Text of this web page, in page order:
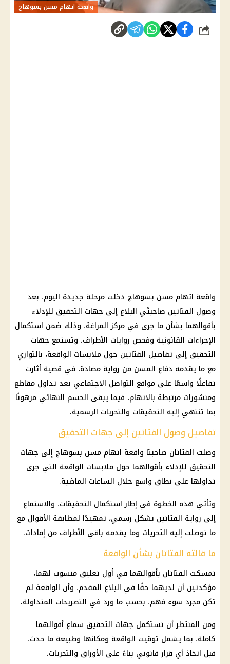
واقعة اتهام مسن بسوهاج
شارك
واقعة اتهام مسن بسوهاج دخلت مرحلة جديدة اليوم، بعد
وصول الفتاتين صاحبتَي البلاغ إلى جهات التحقيق للإدلاء
بأقوالهما بشأن ما جرى في مركز المراغة، وذلك ضمن استكمال
الإجراءات القانونية وفحص روايات الأطراف. وتستمع جهات
التحقيق إلى تفاصيل الفتاتين حول ملابسات الواقعة، بالتوازي
مع ما يقدمه دفاع المسن من رواية مضادة، في قضية أثارت
تفاعلًا واسعًا على مواقع التواصل الاجتماعي بعد تداول مقاطع
ومنشورات مرتبطة بالاتهام، فيما يبقى الحسم النهائي مرهونًا
بما تنتهي إليه التحقيقات والتحريات الرسمية.
تفاصيل وصول الفتاتين إلى جهات التحقيق
وصلت الفتاتان صاحبتا واقعة اتهام مسن بسوهاج إلى جهات
التحقيق للإدلاء بأقوالهما حول ملابسات الواقعة التي جرى
تداولها على نطاق واسع خلال الساعات الماضية.
وتأتي هذه الخطوة في إطار استكمال التحقيقات، والاستماع
إلى رواية الفتاتين بشكل رسمي، تمهيدًا لمطابقة الأقوال مع
ما توصلت إليه التحريات وما يقدمه باقي الأطراف من إفادات.
ما قالته الفتاتان بشأن الواقعة
تمسكت الفتاتان بأقوالهما في أول تعليق منسوب لهما،
مؤكدتين أن لديهما حقًا في البلاغ المقدم، وأن الواقعة لم
تكن مجرد سوء فهم، بحسب ما ورد في التصريحات المتداولة.
ومن المنتظر أن تستكمل جهات التحقيق سماع أقوالهما
كاملة، بما يشمل توقيت الواقعة ومكانها وطبيعة ما حدث،
قبل اتخاذ أي قرار قانوني بناءً على الأوراق والتحريات.